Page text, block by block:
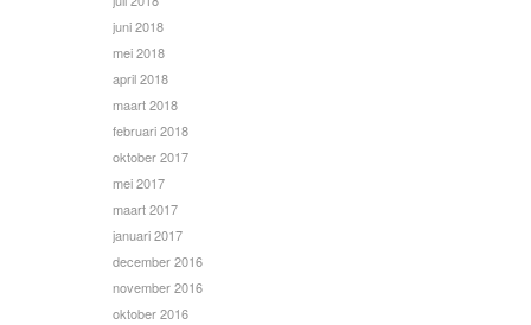
juni 2018
mei 2018
april 2018
maart 2018
februari 2018
oktober 2017
mei 2017
maart 2017
januari 2017
december 2016
november 2016
oktober 2016